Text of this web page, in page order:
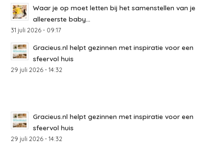
Waar je op moet letten bij het samenstellen van je
allereerste baby...
31 juli 2026 - 09:17
Gracieus.nl helpt gezinnen met inspiratie voor een
sfeervol huis
29 juli 2026 - 14:32
Gracieus.nl helpt gezinnen met inspiratie voor een
sfeervol huis
29 juli 2026 - 14:32